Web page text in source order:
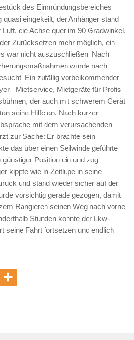
des Einmündungsbereiches
quasi eingekeilt, der Anhänger stand
Luft, die Achse quer im 90 Gradwinkel,
Zurücksetzen mehr möglich, ein
war nicht auszuschließen. Nach
wurde nach
Ein zufällig vorbeikommender
–Mietservice, Mietgeräte für Profis
der auch mit schwerem Gerät
seine Hilfe an. Nach kurzer
mit dem verursachenden
zur Sache: Er brachte sein
das über einen Seilwinde geführte
günstiger Position ein und zog
kippte wie in Zeitlupe in seine
und stand wieder sicher auf der
vorsichtig gerade gezogen, damit
Rangieren seinen Weg nach vorne
Stunden konnte der Lkw-
seine Fahrt fortsetzen und endlich